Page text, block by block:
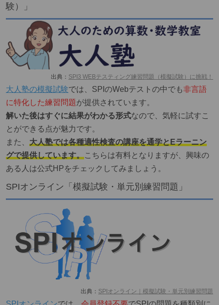
験）」
出典： SPI3 WEBテスティング練習問題（模擬試験）に挑戦！
大人塾の模擬試験では、SPIのWebテストの中でも非言語
に特化した練習問題が提供されています。
解いた後はすぐに結果がわかる形式なので、気軽に試すこ
とができる点が魅力です。
また、 大人塾では各種適性検査の講座を通学とEラーニン
グで提供しています。こちらは有料となりますが、興味の
ある人は公式HPをチェックしてみましょう。
SPIオンライン「模擬試験・単元別練習問題」
出典： SPIオンライン｜模擬試験・単元別練習問題